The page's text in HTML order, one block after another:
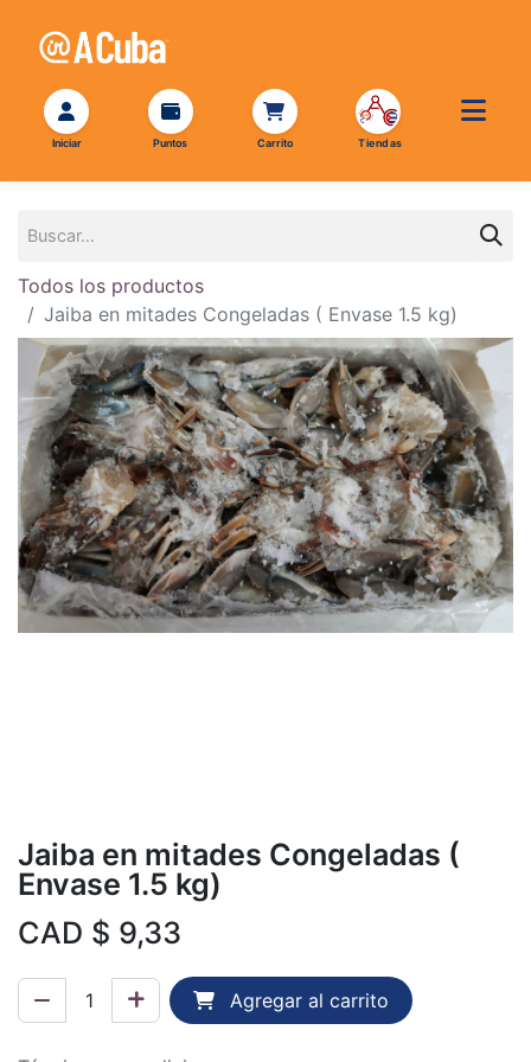
Todos los productos
Jaiba en mitades Congeladas ( Envase 1.5 kg)
Jaiba en mitades Congeladas (
Envase 1.5 kg)
CAD $ 9,33
Agregar al carrito